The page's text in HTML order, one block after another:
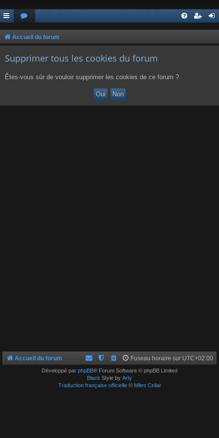
Accueil du forum
Supprimer tous les cookies du forum
Êtes-vous sûr de vouloir supprimer les cookies de ce forum ?
Accueil du forum Fuseau horaire sur UTC+02:00
Développé par phpBB® Forum Software © phpBB Limited
Black Style by Arty
Traduction française officielle© Miles Cellar